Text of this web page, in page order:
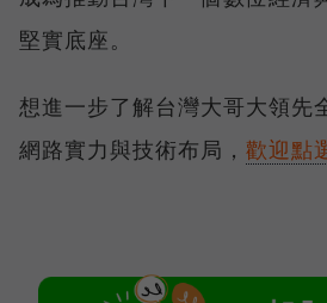
堅實底座。
想進一步了解台灣大哥大領先
網路實力與技術布局， 歡迎點